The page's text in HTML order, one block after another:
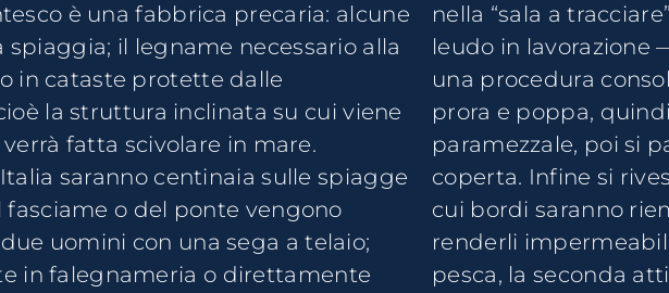
è una fabbrica precaria: alcune
il legname necessario alla
in cataste protette dalle
la struttura inclinata su cui viene
fatta scivolare in mare.
saranno centinaia sulle spiagge
fasciame o del ponte vengono
uomini con una sega a telaio;
in falegnameria o direttamente
nave, sia quella piccola — come il
grande, viene costruita secondo
dalla chiglia, i due dritti di
si aggiungono le costole, il
che sostengono il ponte di
scheletro così ottenuto con tavole, i
di stoppa e pece bollente per
si costruivano anche le barche da
cui basava il sostentamento delle